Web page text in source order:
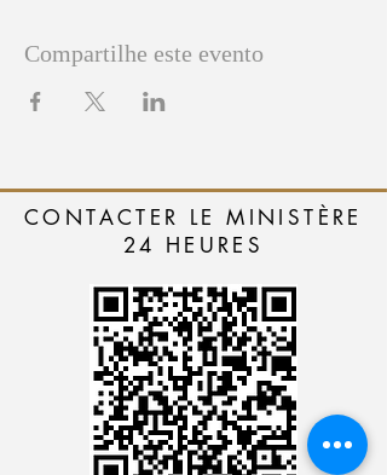
Compartilhe este evento
CONTACTER LE MINISTÈRE
24 HEURES